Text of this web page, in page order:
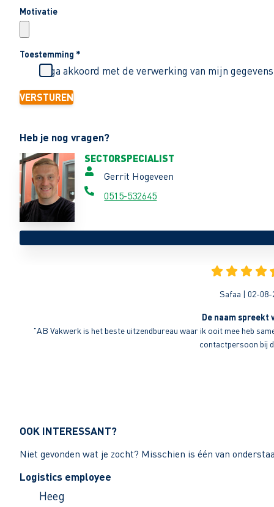
Motivatie
Toestemming *
Ik ga akkoord met de verwerking van mijn
VERSTUREN
Heb je nog vragen?
SECTORSPECIALIST
Gerrit Hogeveen
0515-532645
Safaa | 02-08-
De naam spreekt
"AB Vakwerk is het beste uitzendbureau waar ik ooit mee heb
contactpersoon bij
OOK INTERESSANT?
Niet gevonden wat je zocht? Misschien is één van
Logistics employee
Heeg